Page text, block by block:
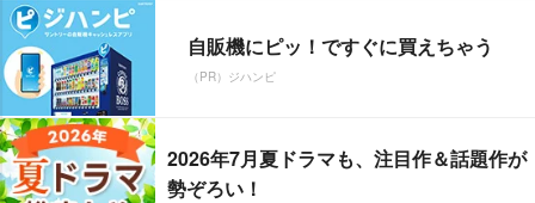
自販機にピッ！ですぐに買えちゃう
（PR）ジハンピ
2026年7月夏ドラマも、注目作＆話題作が
勢ぞろい！